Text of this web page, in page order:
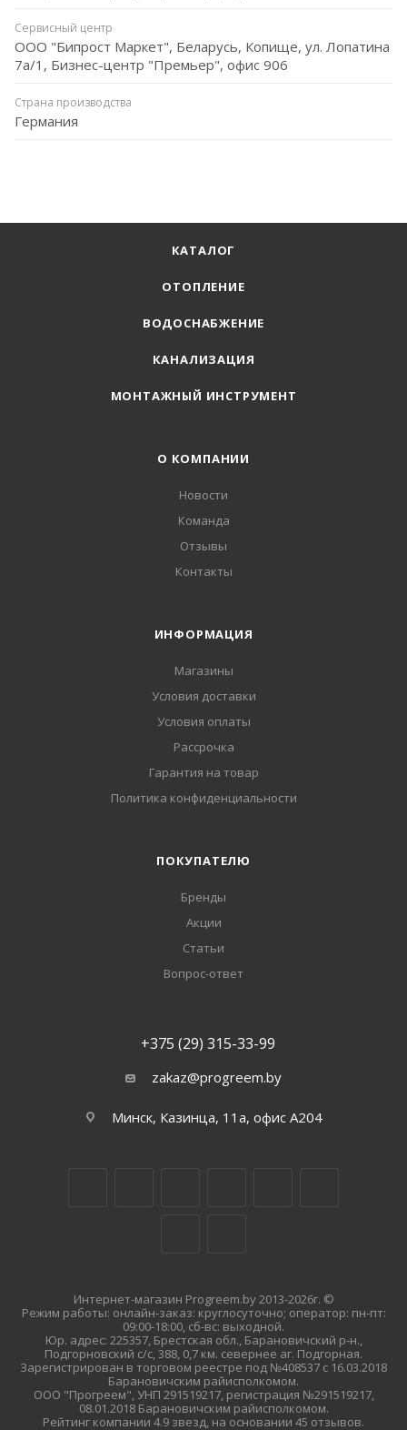
Сервисный центр
ООО "Бипрост Маркет", Беларусь, Копище, ул. Лопатина
7а/1, Бизнес-центр "Премьер", офис 906
Страна производства
Германия
КАТАЛОГ
ОТОПЛЕНИЕ
ВОДОСНАБЖЕНИЕ
КАНАЛИЗАЦИЯ
МОНТАЖНЫЙ ИНСТРУМЕНТ
О КОМПАНИИ
Новости
Команда
Отзывы
Контакты
ИНФОРМАЦИЯ
Магазины
Условия доставки
Условия оплаты
Рассрочка
Гарантия на товар
Политика конфиденциальности
ПОКУПАТЕЛЮ
Бренды
Акции
Статьи
Вопрос-ответ
+375 (29) 315-33-99
zakaz@progreem.by
Минск, Казинца, 11а, офис А204
Интернет-магазин Progreem.by 2013-2026г. ©
Режим работы: онлайн-заказ: круглосуточно; оператор: пн-пт:
09:00-18:00, сб-вс: выходной.
Юр. адрес: 225357, Брестская обл., Барановичский р-н.,
Подгорновский с/с, 388, 0,7 км. севернее аг. Подгорная.
Зарегистрирован в торговом реестре под №408537 с 16.03.2018
Барановичским райисполкомом.
ООО "Прогреем", УНП 291519217, регистрация №291519217,
08.01.2018 Барановичским райисполкомом.
Рейтинг компании 4.9 звезд, на основании 45 отзывов.